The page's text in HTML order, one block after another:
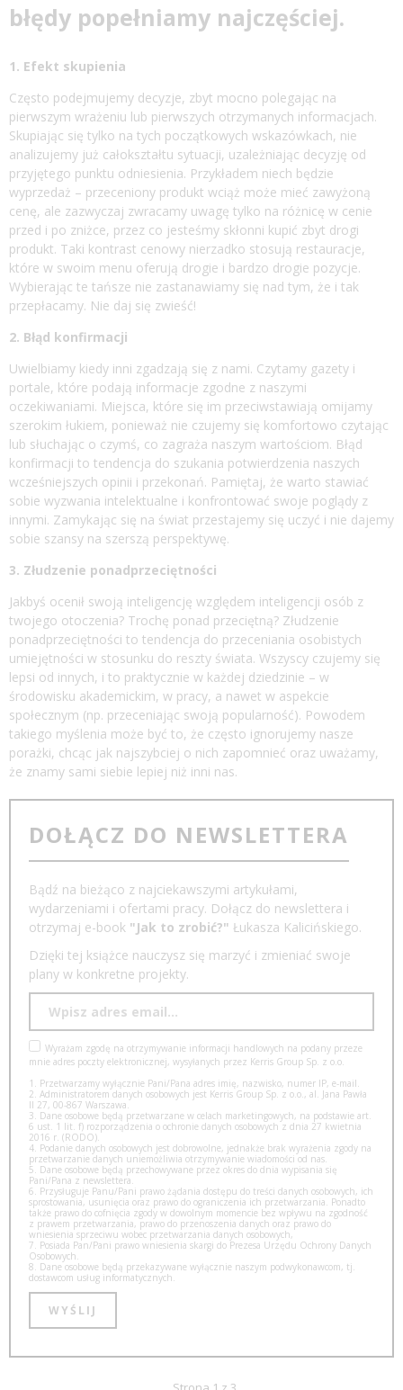
błędy popełniamy najczęściej.
1. Efekt skupienia
Często podejmujemy decyzje, zbyt mocno polegając na
pierwszym wrażeniu lub pierwszych otrzymanych informacjach.
Skupiając się tylko na tych początkowych wskazówkach, nie
analizujemy już całokształtu sytuacji, uzależniając decyzję od
przyjętego punktu odniesienia. Przykładem niech będzie
wyprzedaż – przeceniony produkt wciąż może mieć zawyżoną
cenę, ale zazwyczaj zwracamy uwagę tylko na różnicę w cenie
przed i po zniżce, przez co jesteśmy skłonni kupić zbyt drogi
produkt. Taki kontrast cenowy nierzadko stosują restauracje,
które w swoim menu oferują drogie i bardzo drogie pozycje.
Wybierając te tańsze nie zastanawiamy się nad tym, że i tak
przepłacamy. Nie daj się zwieść!
2. Błąd konfirmacji
Uwielbiamy kiedy inni zgadzają się z nami. Czytamy gazety i
portale, które podają informacje zgodne z naszymi
oczekiwaniami. Miejsca, które się im przeciwstawiają omijamy
szerokim łukiem, ponieważ nie czujemy się komfortowo czytając
lub słuchając o czymś, co zagraża naszym wartościom. Błąd
konfirmacji to tendencja do szukania potwierdzenia naszych
wcześniejszych opinii i przekonań. Pamiętaj, że warto stawiać
sobie wyzwania intelektualne i konfrontować swoje poglądy z
innymi. Zamykając się na świat przestajemy się uczyć i nie dajemy
sobie szansy na szerszą perspektywę.
3. Złudzenie ponadprzeciętności
Jakbyś ocenił swoją inteligencję względem inteligencji osób z
twojego otoczenia? Trochę ponad przeciętną? Złudzenie
ponadprzeciętności to tendencja do przeceniania osobistych
umiejętności w stosunku do reszty świata. Wszyscy czujemy się
lepsi od innych, i to praktycznie w każdej dziedzinie – w
środowisku akademickim, w pracy, a nawet w aspekcie
społecznym (np. przeceniając swoją popularność). Powodem
takiego myślenia może być to, że często ignorujemy nasze
porażki, chcąc jak najszybciej o nich zapomnieć oraz uważamy,
że znamy sami siebie lepiej niż inni nas.
DOŁĄCZ DO NEWSLETTERA
Bądź na bieżąco z najciekawszymi artykułami,
wydarzeniami i ofertami pracy. Dołącz do newslettera i
otrzymaj e-book "Jak to zrobić?" Łukasza Kalicińskiego.
Dzięki tej książce nauczysz się marzyć i zmieniać swoje
plany w konkretne projekty.
Wyrażam zgodę na otrzymywanie informacji handlowych na podany przeze
mnie adres poczty elektronicznej, wysyłanych przez Kerris Group Sp. z o.o.
1. Przetwarzamy wyłącznie Pani/Pana adres imię, nazwisko, numer IP, e-mail.
2. Administratorem danych osobowych jest Kerris Group Sp. z o.o., al. Jana Pawła
II 27, 00-867 Warszawa.
3. Dane osobowe będą przetwarzane w celach marketingowych, na podstawie art.
6 ust. 1 lit. f) rozporządzenia o ochronie danych osobowych z dnia 27 kwietnia
2016 r. (RODO).
4. Podanie danych osobowych jest dobrowolne, jednakże brak wyrażenia zgody na
przetwarzanie danych uniemożliwia otrzymywanie wiadomości od nas.
5. Dane osobowe będą przechowywane przez okres do dnia wypisania się
Pani/Pana z newslettera.
6. Przysługuje Panu/Pani prawo żądania dostępu do treści danych osobowych, ich
sprostowania, usunięcia oraz prawo do ograniczenia ich przetwarzania. Ponadto
także prawo do cofnięcia zgody w dowolnym momencie bez wpływu na zgodność
z prawem przetwarzania, prawo do przenoszenia danych oraz prawo do
wniesienia sprzeciwu wobec przetwarzania danych osobowych,
7. Posiada Pan/Pani prawo wniesienia skargi do Prezesa Urzędu Ochrony Danych
Osobowych.
8. Dane osobowe będą przekazywane wyłącznie naszym podwykonawcom, tj.
dostawcom usług informatycznych.